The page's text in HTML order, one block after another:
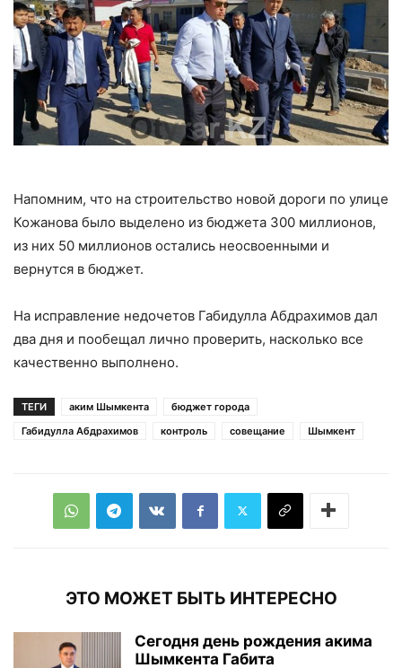
Напомним, что на строительство новой дороги по улице
Кожанова было выделено из бюджета 300 миллионов,
из них 50 миллионов остались неосвоенными и
вернутся в бюджет.
На исправление недочетов Габидулла Абдрахимов дал
два дня и пообещал лично проверить, насколько все
качественно выполнено.
ТЕГИ аким Шымкента
бюджет города
Габидулла Абдрахимов
контроль совещание Шымкент
ЭТО МОЖЕТ БЫТЬ ИНТЕРЕСНО
Сегодня день рождения акима
Шымкента Габита